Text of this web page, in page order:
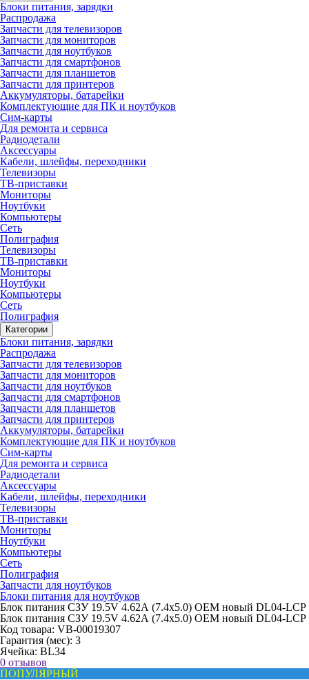
Блоки питания, зарядки
Распродажа
Запчасти для телевизоров
Запчасти для мониторов
Запчасти для ноутбуков
Запчасти для смартфонов
Запчасти для планшетов
Запчасти для принтеров
Аккумуляторы, батарейки
Комплектующие для ПК и ноутбуков
Сим-карты
Для ремонта и сервиса
Радиодетали
Аксессуары
Кабели, шлейфы, переходники
Телевизоры
ТВ-приставки
Мониторы
Ноутбуки
Компьютеры
Сеть
Полиграфия
Телевизоры
ТВ-приставки
Мониторы
Ноутбуки
Компьютеры
Сеть
Полиграфия
Категории
Блоки питания, зарядки
Распродажа
Запчасти для телевизоров
Запчасти для мониторов
Запчасти для ноутбуков
Запчасти для смартфонов
Запчасти для планшетов
Запчасти для принтеров
Аккумуляторы, батарейки
Комплектующие для ПК и ноутбуков
Сим-карты
Для ремонта и сервиса
Радиодетали
Аксессуары
Кабели, шлейфы, переходники
Телевизоры
ТВ-приставки
Мониторы
Ноутбуки
Компьютеры
Сеть
Полиграфия
Запчасти для ноутбуков
Блоки питания для ноутбуков
Блок питания СЗУ 19.5V 4.62А (7.4x5.0) OEM новый DL04-LCP
Блок питания СЗУ 19.5V 4.62А (7.4x5.0) OEM новый DL04-LCP
Код товара: VB-00019307
Гарантия (мес): 3
Ячейка: BL34
0 отзывов
ПОПУЛЯРНЫЙ